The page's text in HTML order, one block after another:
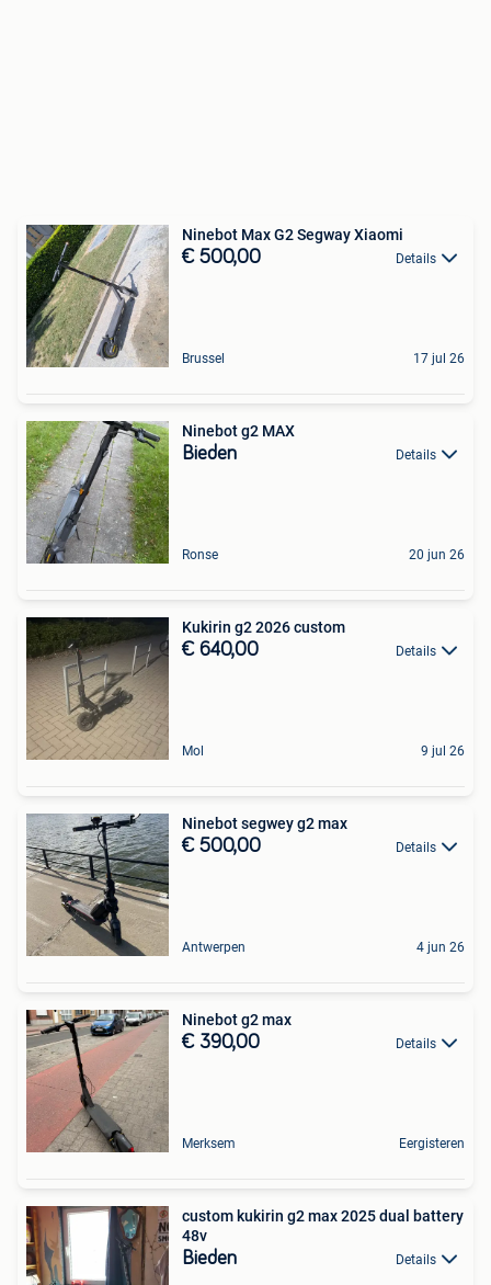
Ninebot Max G2 Segway Xiaomi
€ 500,00 Details
Brussel 17 jul 26
Ninebot g2 MAX
Bieden Details
Ronse 20 jun 26
Kukirin g2 2026 custom
€ 640,00 Details
Mol 9 jul 26
Ninebot segwey g2 max
€ 500,00 Details
Antwerpen 4 jun 26
Ninebot g2 max
€ 390,00 Details
Merksem Eergisteren
custom kukirin g2 max 2025 dual battery
48v
Bieden Details